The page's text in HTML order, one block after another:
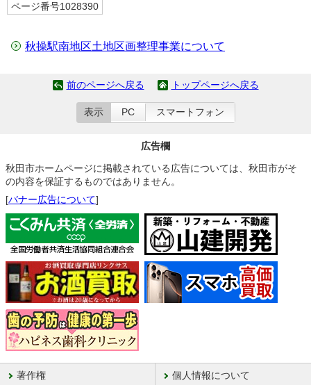
ページ番号1028390
秋操駅南地区土地区画整理事業について
前のページへ戻る トップページへ戻る
表示 PC スマートフォン
広告欄
秋田市ホームページに掲載されている広告については、秋田市がそ
の内容を保証するものではありません。
[バナー広告について]
著作権 個人情報について